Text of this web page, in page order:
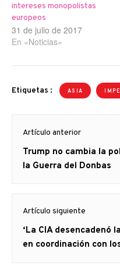
intereses monopolistas
europeos
31 de julio de 2017
En «Noticias»
Etiquetas : ASIA
de
entradas
Artículo anterior
Artículo
anterior
Trump no cambia la
la Guerra del Donbas
Artículo siguiente
Artículo
siguiente:
‘La CIA desencadenó
en coordinación con